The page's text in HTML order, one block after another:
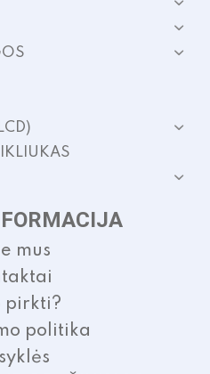
mus
pirkti?
politika